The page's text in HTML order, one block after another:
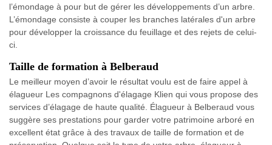
l’émondage à pour but de gérer les développements d’un arbre.
L’émondage consiste à couper les branches latérales d'un arbre
pour développer la croissance du feuillage et des rejets de celui-
ci.
Taille de formation à Belberaud
Le meilleur moyen d’avoir le résultat voulu est de faire appel à
élagueur Les compagnons d'élagage Klien qui vous propose des
services d’élagage de haute qualité. Élagueur à Belberaud vous
suggère ses prestations pour garder votre patrimoine arboré en
excellent état grâce à des travaux de taille de formation et de